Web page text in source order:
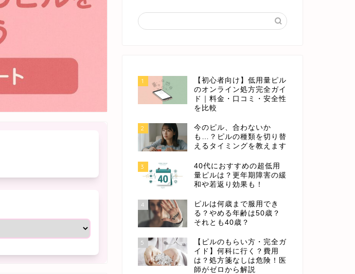
1
【初心者向け】低用量ピル
のオンライン処方完全ガイ
ド｜料金・口コミ・安全性
を比較
2
今のピル、合わないか
も…？ピルの種類を切り替
えるタイミングを教えます
3
40代におすすめの超低用
量ピルは？更年期障害の緩
和や若返り効果も！
4
ピルは何歳まで服用でき
る？やめる年齢は50歳？
それとも40歳？
5
【ピルのもらい方・完全ガ
イド】何科に行く？費用
は？処方箋なしは危険！医
師がゼロから解説